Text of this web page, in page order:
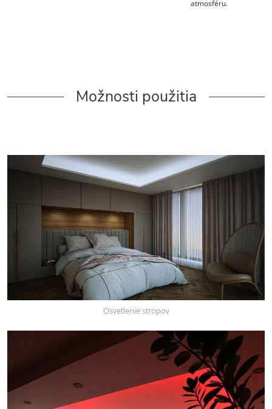
atmosféru.
Možnosti použitia
Osvetlenie stropov